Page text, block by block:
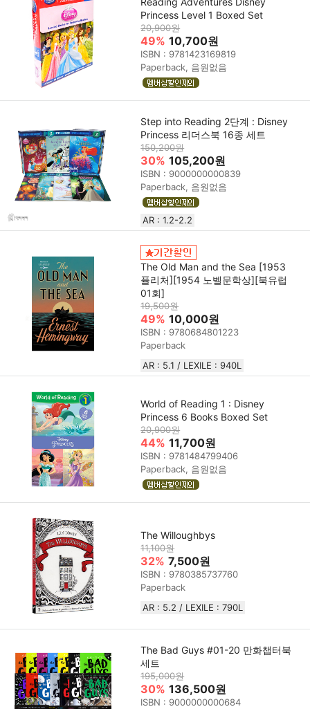
Princess Level 1 Boxed Set
20,900원
49% 10,700원
ISBN : 9781423169819
Paperback, 음원없음
Step into Reading 2단계 : Disney
Princess 리더스북 16종 세트
150,200원
30% 105,200원
ISBN : 9000000000839
Paperback, 음원없음
AR : 1.2-2.2
The Old Man and the Sea [1953
퓰리처][1954 노벨문학상][북유럽
01회]
19,500원
49% 10,000원
ISBN : 9780684801223
Paperback
AR : 5.1 / LEXILE : 940L
World of Reading 1 : Disney
Princess 6 Books Boxed Set
20,900원
44% 11,700원
ISBN : 9781484799406
Paperback, 음원없음
The Willoughbys
11,100원
32% 7,500원
ISBN : 9780385737760
Paperback
AR : 5.2 / LEXILE : 790L
The Bad Guys #01-20 만화챕터북
세트
195,000원
30% 136,500원
ISBN : 9000000000684